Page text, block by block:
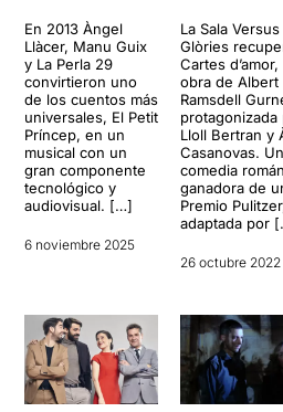
En 2013 Àngel
Llàcer, Manu Guix
y La Perla 29
convirtieron uno
de los cuentos más
universales, El Petit
Príncep, en un
musical con un
gran componente
tecnológico y
audiovisual. […]
6 noviembre 2025
La Sala Versus
Glòries
Cartes
obra de Albert
Ramsdell
protagonizada
Lloll Bertran y
Casanovas.
comedia
ganadora de
Premio
adaptada por
26 octubre 2022